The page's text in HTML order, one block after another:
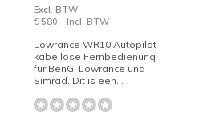
Excl. BTW
€ 580,- Incl. BTW
Lowrance WR10 Autopilot
kabellose Fernbedienung
für BenG, Lowrance und
Simrad. Dit is een...